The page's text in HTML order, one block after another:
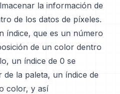
la información de
de los datos de píxeles.
índice, que es un número
de un color dentro
un índice de 0 se
la paleta, un índice de
color, y así